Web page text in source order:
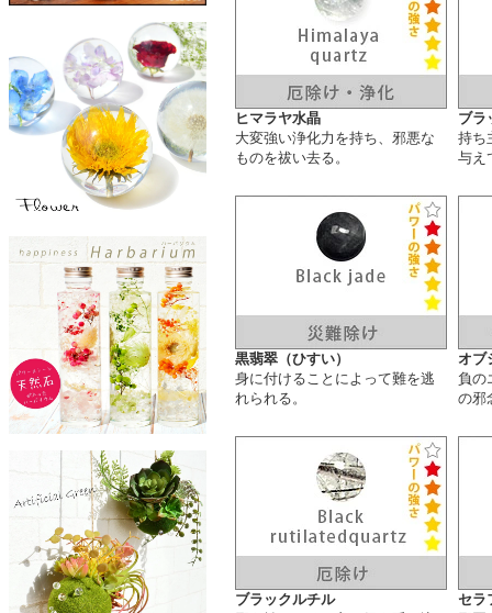
ヒマラヤ水晶
大変強い浄化力を持ち、邪悪な
ものを祓い去る。
ブラ
持ち
与え
黒翡翠（ひすい）
身に付けることによって難を逃
れられる。
オブ
負の
の邪
ブラックルチル
セラ